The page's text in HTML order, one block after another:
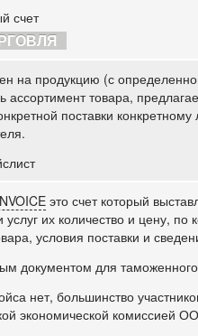
счет
на продукцию (с
ассортимент товара,
поставки
это счет который
их количество и цену,
условия поставки и
документом для
нет, большинство
экономической комиссией